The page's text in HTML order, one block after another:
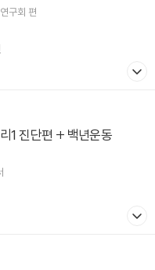
구회 편
1 진단편 + 백년운동